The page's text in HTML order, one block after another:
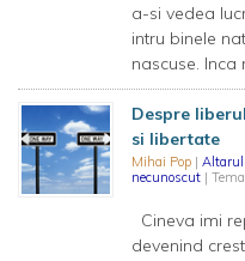
a-si vedea
intru binele
nascuse. Inca
Despre
si libertate
Mihai Pop |
necunoscut |
Cineva imi
devenind